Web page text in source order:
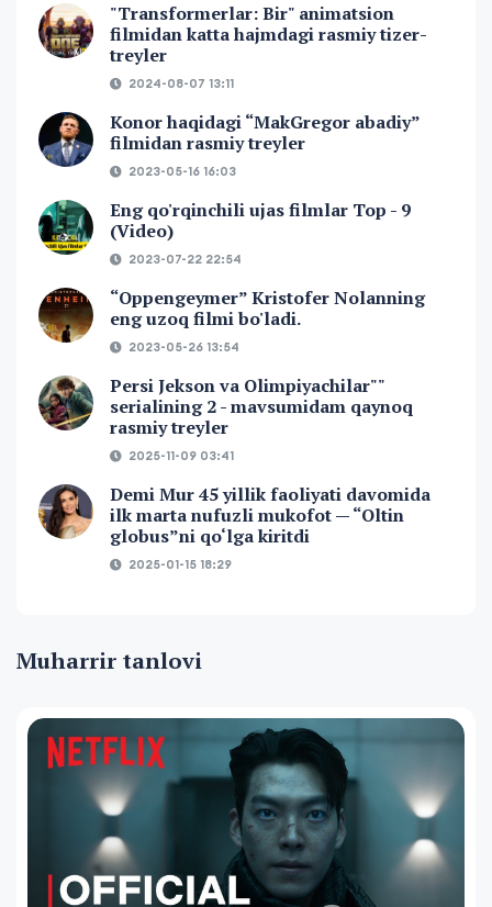
"Transformerlar: Bir" animatsion
filmidan katta hajmdagi rasmiy tizer-
treyler
2024-08-07 13:11
Konor haqidagi “MakGregor abadiy”
filmidan rasmiy treyler
2023-05-16 16:03
Eng qo'rqinchili ujas filmlar Top - 9
(Video)
2023-07-22 22:54
“Oppengeymer” Kristofer Nolanning
eng uzoq filmi bo'ladi.
2023-05-26 13:54
Persi Jekson va Olimpiyachilar""
serialining 2 - mavsumidam qaynoq
rasmiy treyler
2025-11-09 03:41
Demi Mur 45 yillik faoliyati davomida
ilk marta nufuzli mukofot — “Oltin
globus”ni qo‘lga kiritdi
2025-01-15 18:29
Muharrir tanlovi